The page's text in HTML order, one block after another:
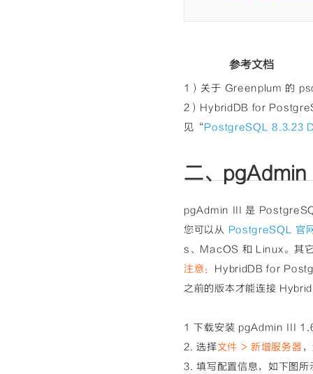
44
59
</span></
g-box border-
padding: 0px;
yle="color:
参考文档
1）关于 Greenplum 的
2）HybridDB for
见“PostgreSQL 8.3.23
二、pgAdmin
pgAdmin III 是
您可以从 PostgreSQL 官
s、MacOS 和 Linux。其
注意： HybridDB for
之前的版本才能连接
1 下载安装 pgAdmin III
2. 选择文件 > 新增服务器
3. 填写配置信息，如下图所